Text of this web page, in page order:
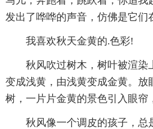
发出了哗哗的声音，仿佛是它们
我喜欢秋天金黄的.色彩!
秋风吹过树木，树叶被渲染
变成浅黄，由浅黄变成金黄。放
树，一片片金黄的景色引入眼帘
秋风像一个调皮的孩子，总